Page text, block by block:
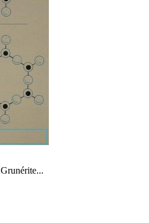
Grunérite...